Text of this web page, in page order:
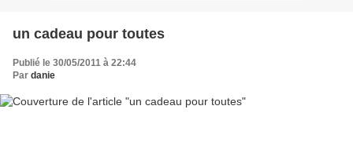
un cadeau pour toutes
Publié le 30/05/2011 à 22:44
Par danie